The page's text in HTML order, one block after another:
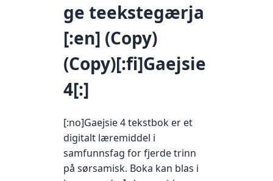
ge teekstegærja
[:en] (Copy)
(Copy)[:fi]Gaejsie
4[:]
[:no]Gaejsie 4 tekstbok er et
digitalt læremiddel i
samfunnsfag for fjerde trinn
på sørsamisk. Boka kan blas i